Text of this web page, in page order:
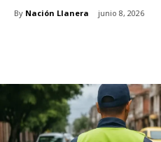
By Nación Llanera junio 8, 2026